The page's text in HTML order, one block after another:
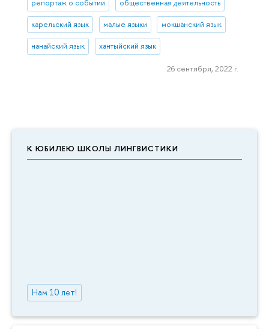
К ЮБИЛЕЮ ШКОЛЫ ЛИНГВИСТИКИ
Нам 10 лет!
репортаж о событии общественная деятельность
карельский язык малые языки мокшанский язык
нанайский язык хантыйский язык
26 сентября, 2022 г.